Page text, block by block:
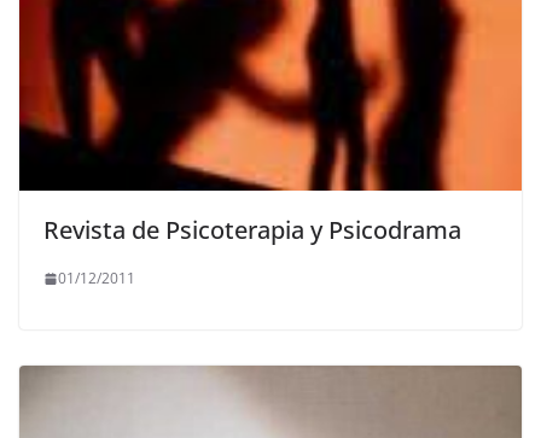
Revista de Psicoterapia y Psicodrama
01/12/2011